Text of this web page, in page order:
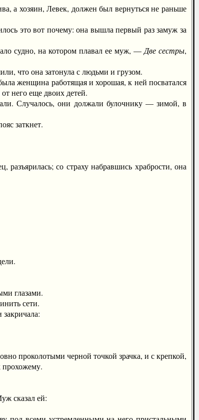
а хозяин, Левек, должен был вернуться не раньше
это вот почему: она вышла первый раз замуж за
судно, на котором плавал ее муж, — Две сестры,
что она затонула с людьми и грузом.
женщина работящая и хорошая, к ней посватался
него еще двоих детей.
Случалось, они должали булочнику — зимой, в
заткнет.
со страху набравшись храбрости, она
глазами.
сети.
проколотыми черной точкой зрачка, и с крепкой,
прохожему.
сказал ей: